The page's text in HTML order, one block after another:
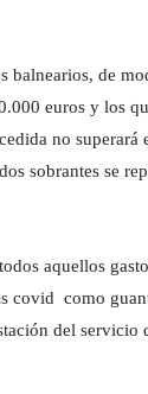
balnearios, de
euros y los
no superará
sobrantes se
aquellos
covid como
del servicio